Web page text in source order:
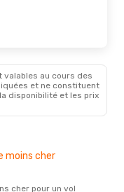
valables au cours des
et ne constituent
disponibilité et les prix
moins cher